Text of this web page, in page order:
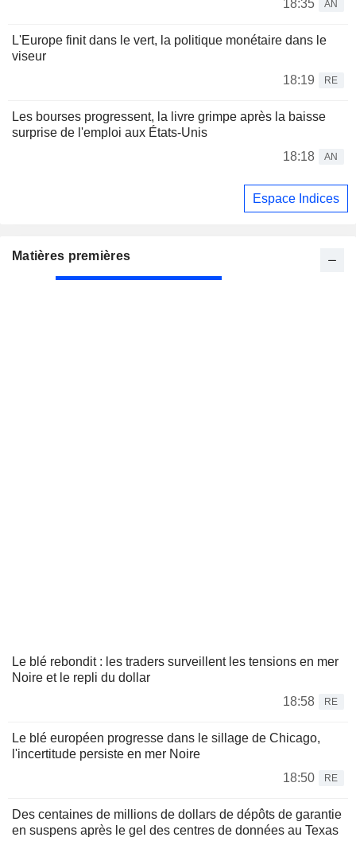
18:35
AN
L'Europe finit dans le vert, la politique monétaire dans le
viseur
18:19
RE
Les bourses progressent, la livre grimpe après la baisse
surprise de l'emploi aux États-Unis
18:18
AN
Espace Indices
Matières premières
Le blé rebondit : les traders surveillent les tensions en mer
Noire et le repli du dollar
18:58
RE
Le blé européen progresse dans le sillage de Chicago,
l'incertitude persiste en mer Noire
18:50
RE
Des centaines de millions de dollars de dépôts de garantie
en suspens après le gel des centres de données au Texas